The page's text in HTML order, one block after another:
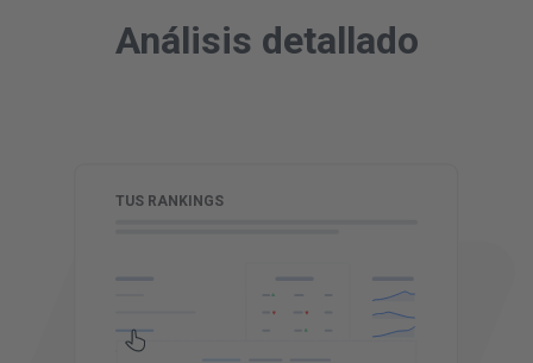
Análisis detallado
TUS RANKINGS